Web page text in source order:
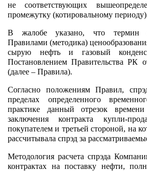
не соответствующих
промежутку (котировальному
В жалобе указано, что термин
Правилами (методика)
сырую нефть и газовый
Постановлением Правительства РК
(далее – Правила).
Согласно положениям Правил,
пределах определенного
практике данный отрезок времени
заключения контракта купли-
покупателем и третьей стороной, на
рассчитывала спрэд за
Методология расчета спрэда
контрактах на поставку нефти,